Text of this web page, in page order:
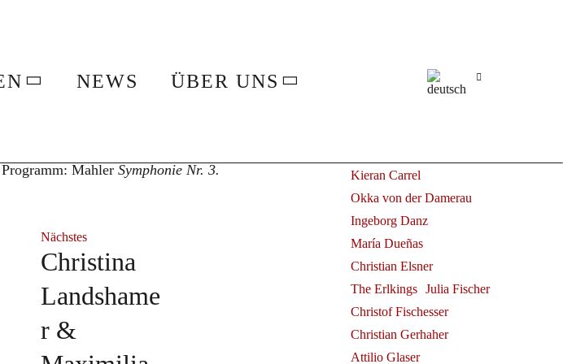
NEWS ÜBER UNS
Mahler Symphonie Nr. 3.
Nächstes
Christina
Landshame
r &
Herbert Blomstedt
Kieran Carrel
Okka von der Damerau
Ingeborg Danz
María Dueñas
Christian Elsner
The Erlkings
Julia Fischer
Christof Fischesser
Christian Gerhaher
Attilio Glaser